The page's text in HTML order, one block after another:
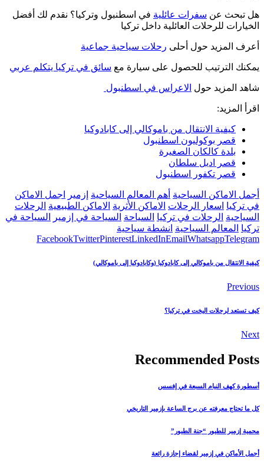
هل تبحث عن سفرات عائلية في اسطنبول وتركيا؟ نقدم لك أفضل
الخيارات للرحلات العائلية داخل تركيا
أعرف المزيد حول أحلى رحلات سياحية جماعية
يمكنك الترتيب للحصول على سيارة مع سائق في تركيا يتكلم عربي
شاهد المزيد حول الاعراس في اسطنبول
اقرأ المزيد:
كيفية الانتقال من باموكالي إلى كابادوكيا
قصر بوكوليون اسطنبول
بلدة كالكان الصغيرة
قصر اديل سلطان
قصر تكفور اسطنبول
أجمل الاماكن السياحية أهم المعالم السياحية إزمير
اجمل الاماكن
في تركيا اسعار الرحلات الاماكن الأثرية الاماكن الطبيعية الرحلات
السياحية الرحلات في تركيا السياحة السياحة في إزمير
السياحة في
تركيا المعالم السياحية انشطة سياحية
FacebookTwitterPinterestLinkedInEmailWhatsappTelegram
كيفية الانتقال من باموكالي إلى كابادوكيا (وكابادوكيا إلى باموكالي)
Previous
كيف تستعد لرحلات اليخت في تركيا؟
Next
Recommended Posts
أسطورة كهف النيام السبعة في إفسس
كل ما تحتاج معرفته عن برج الساعة بإزمير التاريخي
محمية إزمير للطيور “جنة الطيور”
أجمل الأماكن في إزمير لقضاء إجازة رائعة